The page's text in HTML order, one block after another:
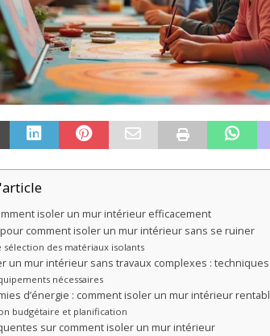
isoler un mur intérieur efficacement
comment isoler un mur intérieur sans se ruiner
sélection des matériaux isolants
un mur intérieur sans travaux complexes :
nécessaires
d’énergie : comment isoler un mur intérieur
budgétaire et planification
sur comment isoler un mur intérieur